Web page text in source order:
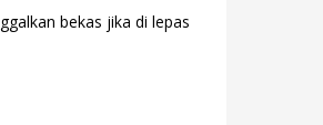
bekas jika di lepas